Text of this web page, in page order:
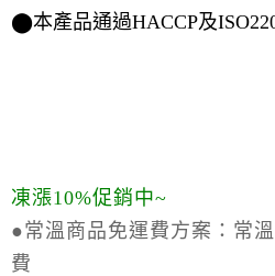
⬤本產品通過HACCP及
凍漲10%促銷中~
●常溫商品免運費方案： 常
費